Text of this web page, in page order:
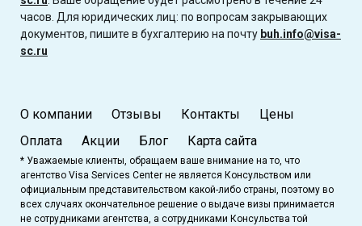
часов. Для юридических лиц: по вопросам закрывающих
документов, пишите в бухгалтерию на почту buh.info@visa-
sc.ru
О компании Отзывы Контакты
Цены
Оплата
Акции Блог Карта сайта
* Уважаемые клиенты, обращаем ваше внимание на то, что
агентство Visa Services Center не является Консульством или
официальным представительством какой-либо страны, поэтому во
всех случаях окончательное решение о выдаче визы принимается
не сотрудниками агентства, а сотрудниками Консульства той